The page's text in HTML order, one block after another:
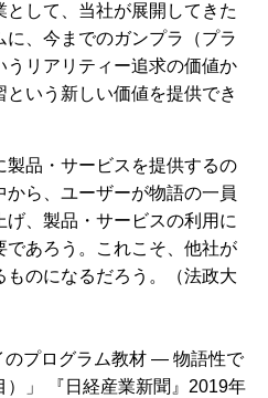
して、当社が展開してきた
に、今までのガンプラ（プラ
うリアリティー追求の価値か
いう新しい価値を提供でき
品・サービスを提供するの
ら、ユーザーが物語の一員
、製品・サービスの利用に
あろう。これこそ、他社が
のになるだろう。（法政大
のプログラム教材 ― 物語性で
」 『日経産業新聞』2019年